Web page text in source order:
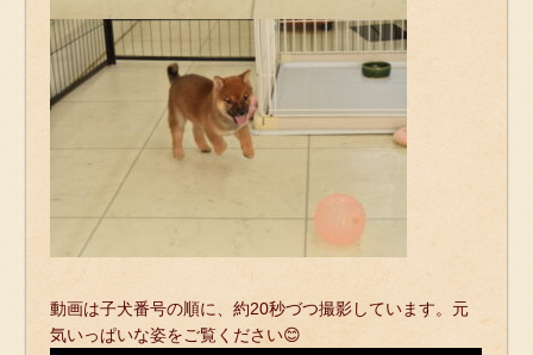
動画は子犬番号の順に、約20秒づつ撮影しています。元
気いっぱいな姿をご覧ください😊